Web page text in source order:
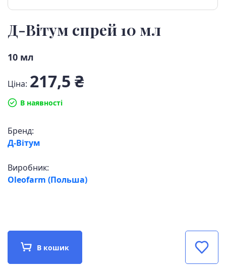
Д-Вітум спрей 10 мл
10 мл
Ціна: 217,5 ₴
В наявності
Бренд:
Д-Вітум
Виробник:
Oleofarm (Польша)
В кошик